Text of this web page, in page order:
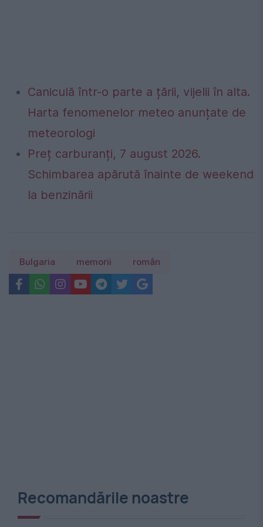
Caniculă într-o parte a țării, vijelii în alta.
Harta fenomenelor meteo anunțate de
meteorologi
Preț carburanți, 7 august 2026.
Schimbarea apărută înainte de weekend
la benzinării
Bulgaria memorii român
Recomandările noastre